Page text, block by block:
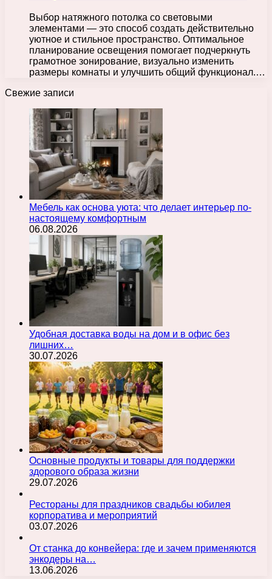
Выбор натяжного потолка со световыми
элементами — это способ создать действительно
уютное и стильное пространство. Оптимальное
планирование освещения помогает подчеркнуть
грамотное зонирование, визуально изменить
размеры комнаты и улучшить общий функционал.…
Свежие записи
Мебель как основа уюта: что делает интерьер по-
настоящему комфортным
06.08.2026
Удобная доставка воды на дом и в офис без
лишних…
30.07.2026
Основные продукты и товары для поддержки
здорового образа жизни
29.07.2026
Рестораны для праздников свадьбы юбилея
корпоратива и мероприятий
03.07.2026
От станка до конвейера: где и зачем применяются
энкодеры на…
13.06.2026